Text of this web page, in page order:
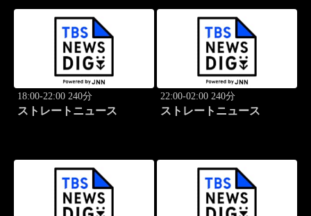
18:00-22:00 240分
ストレートニュース
22:00-02:00 240分
ストレートニュース